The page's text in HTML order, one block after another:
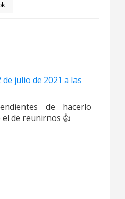
de julio de 2021 a las
de hacerlo
el de reunirnos 👍